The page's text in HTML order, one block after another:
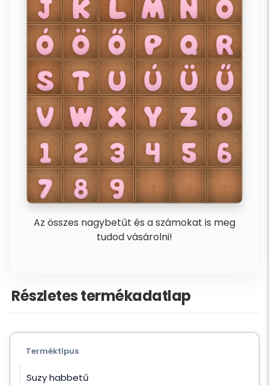
Az összes nagybetűt és a számokat is meg
tudod vásárolni!
Részletes termékadatlap
Terméktípus
Suzy habbetű